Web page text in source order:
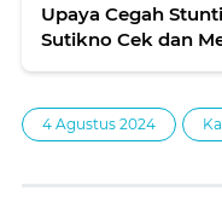
Upaya Cegah
Sutikno Cek dan
4 Agustus 2024